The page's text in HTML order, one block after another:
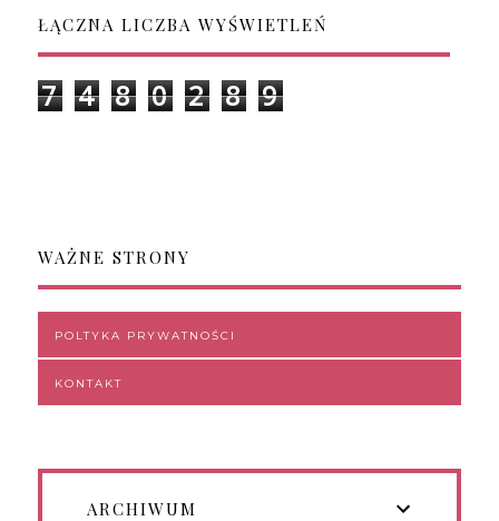
ŁĄCZNA LICZBA WYŚWIETLEŃ
7 4 8 0 2 8 9
WAŻNE STRONY
POLTYKA PRYWATNOŚCI
KONTAKT
ARCHIWUM